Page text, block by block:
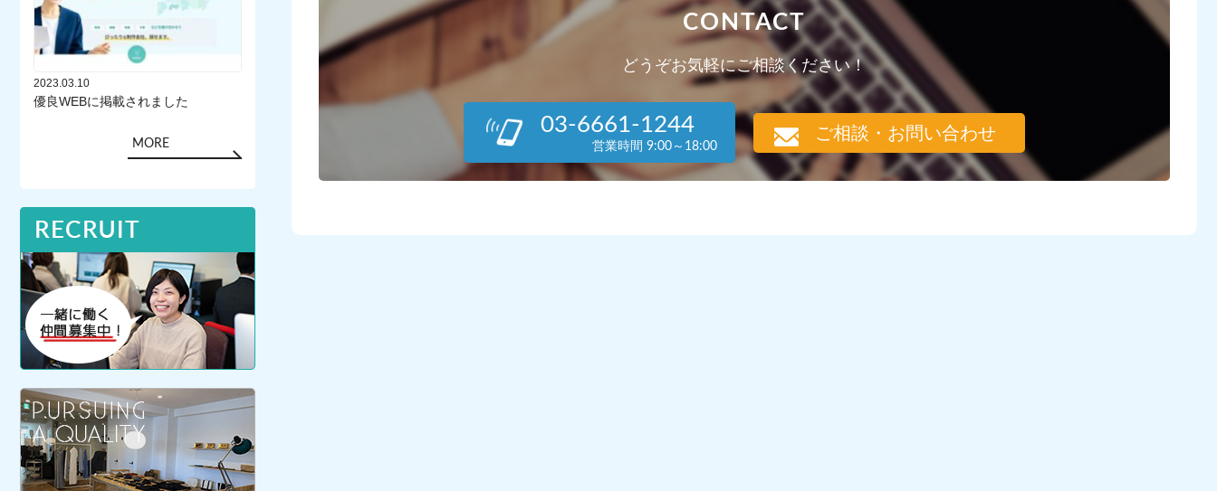
CONTACT
どうぞお気軽にご相談ください！
03-6661-1244
営業時間 9:00～18:00
ご相談・お問い合わせ
2023.03.10
優良WEBに掲載されました
MORE